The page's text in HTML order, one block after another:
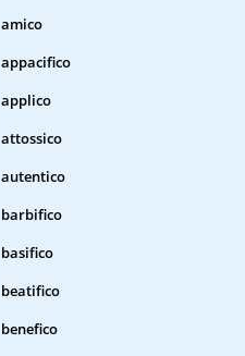
amico
appacifico
applico
attossico
autentico
barbifico
basifico
beatifico
benefico